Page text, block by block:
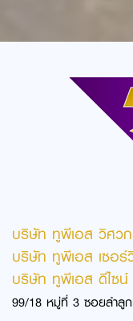
บริษัท ทูพีเอส วิศว
บริษัท ทูพีเอส เซอร์
บริษัท ทูพีเอส ดีไซ
99/18 หมู่ที่ 3 ซอยลำลู